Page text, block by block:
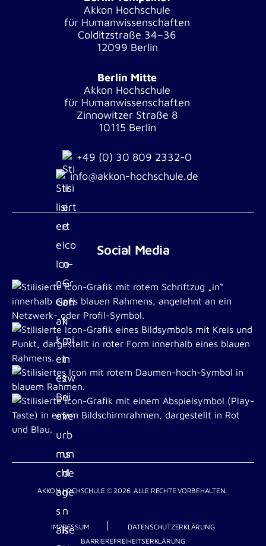
Akkon Hochschule
für Humanwissenschaften
Colditzstraße 34–36
12099 Berlin
Berlin Mitte
Akkon Hochschule
für Humanwissenschaften
Zinnowitzer Straße 8
10115 Berlin
+49 (0) 30 809 2332-0
info@akkon-hochschule.de
Social Media
AKKON HOCHSCHULE © 2026. ALLE RECHTE VORBEHALTEN.
IMPRESSUM
DATENSCHUTZERKLÄRUNG
BARRIEREFREIHEITSERKLÄRUNG